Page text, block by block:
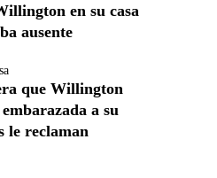
en su casa
ausente
que Willington
a su
le reclaman